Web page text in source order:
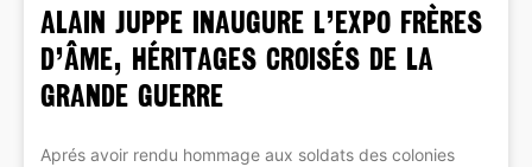
ALAIN JUPPE inaugure l’Expo Frères
d’âme, héritages croisés de la
grande guerre
Aprés avoir rendu hommage aux soldats des colonies